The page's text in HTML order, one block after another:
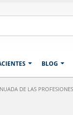
BLOG
DE LAS